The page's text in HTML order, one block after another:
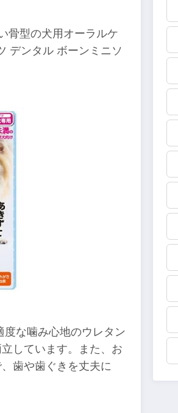
骨型の犬用オーラルケ
デンタル ボーンミニソ
度な噛み心地のウレタン
しています。また、お
歯や歯ぐきを丈夫に